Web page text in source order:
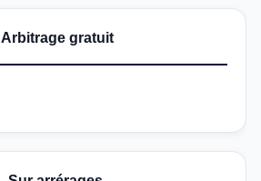
Arbitrage gratuit